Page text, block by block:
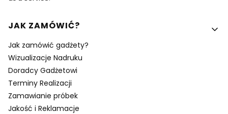
Linki w stopce
JAK ZAMÓWIĆ?
Jak zamówić gadżety?
Wizualizacje Nadruku
Doradcy Gadżetowi
Terminy Realizacji
Zamawianie próbek
Jakość i Reklamacje